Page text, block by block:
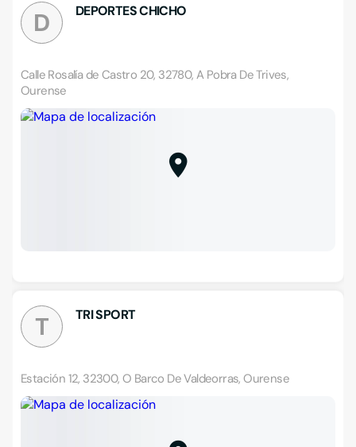
D DEPORTES CHICHO
Calle Rosalía de Castro 20, 32780, A Pobra De Trives,
Ourense
T TRI SPORT
Estación 12, 32300, O Barco De Valdeorras, Ourense